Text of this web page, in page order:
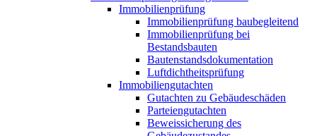
Immobilienprüfung
Immobilienprüfung baubegleitend
Immobilienprüfung bei
Bestandsbauten
Bautenstandsdokumentation
Luftdichtheitsprüfung
Immobiliengutachten
Gutachten zu Gebäudeschäden
Parteiengutachten
Beweissicherung des